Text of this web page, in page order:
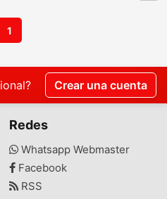
1
Crear una cuenta
Redes
Whatsapp Webmaster
Facebook
RSS